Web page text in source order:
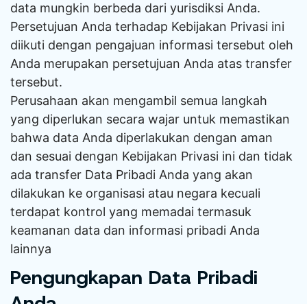
data mungkin berbeda dari yurisdiksi Anda.
Persetujuan Anda terhadap Kebijakan Privasi ini
diikuti dengan pengajuan informasi tersebut oleh
Anda merupakan persetujuan Anda atas transfer
tersebut.
Perusahaan akan mengambil semua langkah
yang diperlukan secara wajar untuk memastikan
bahwa data Anda diperlakukan dengan aman
dan sesuai dengan Kebijakan Privasi ini dan tidak
ada transfer Data Pribadi Anda yang akan
dilakukan ke organisasi atau negara kecuali
terdapat kontrol yang memadai termasuk
keamanan data dan informasi pribadi Anda
lainnya
Pengungkapan Data Pribadi